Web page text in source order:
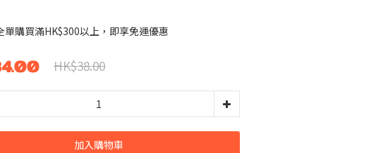
單購買滿HK$300以上，即享免運優惠
HK$38.00
加入購物車